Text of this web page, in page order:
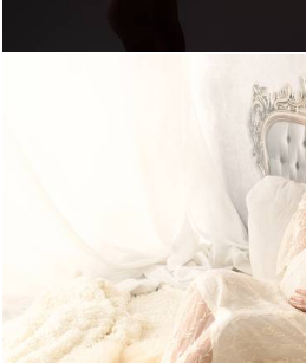
1286